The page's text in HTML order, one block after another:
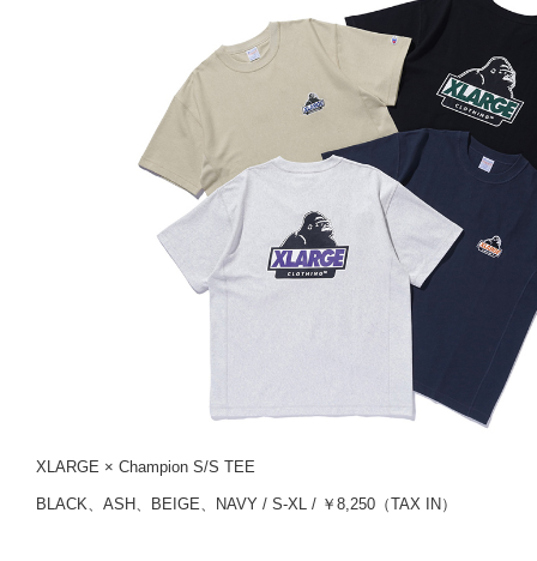
XLARGE × Champion S/S TEE
BLACK、ASH、BEIGE、NAVY / S-XL / ￥8,250（TAX IN）